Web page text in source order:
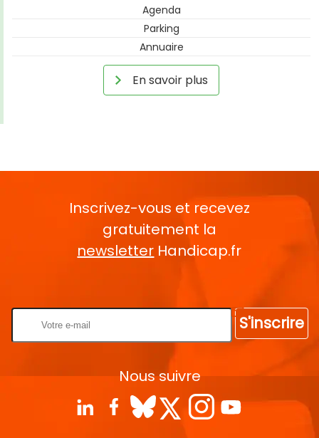
Agenda
Parking
Annuaire
En savoir plus
Inscrivez-vous et recevez
gratuitement la
newsletter Handicap.fr
S'inscrire
Nous suivre